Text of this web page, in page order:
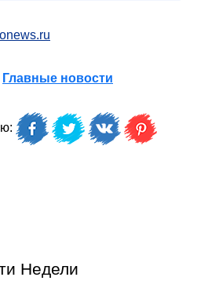
Главные новости
Недели